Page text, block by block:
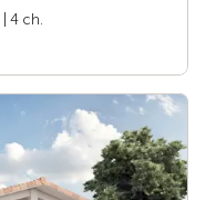
| 4 ch.